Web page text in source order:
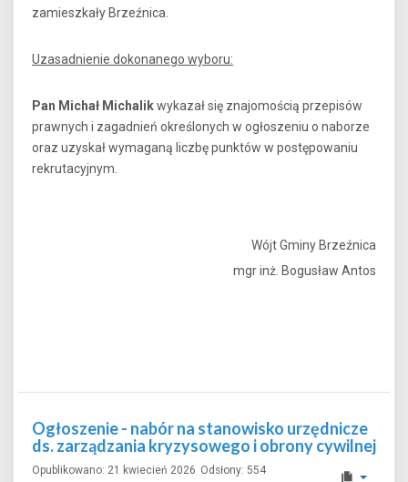
zamieszkały Brzeźnica.
Uzasadnienie dokonanego wyboru:
Pan Michał Michalikwykazał się znajomością przepisów
prawnych i zagadnień określonych w ogłoszeniu o naborze
oraz uzyskał wymaganą liczbę punktów w postępowaniu
rekrutacyjnym.
Wójt Gminy Brzeźnica
mgr inż. Bogusław Antos
Ogłoszenie - nabór na stanowisko urzędnicze
ds. zarządzania kryzysowego i obrony cywilnej
Opublikowano: 21 kwiecień 2026 Odsłony: 554